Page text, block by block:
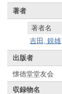
著者
著者名
吉田, 鋭雄
出版者
懐徳堂堂友会
収録物名